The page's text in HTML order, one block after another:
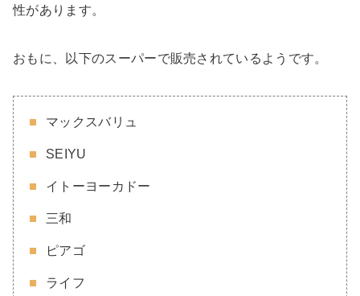
性があります。
おもに、以下のスーパーで販売されているようです。
マックスバリュ
SEIYU
イトーヨーカドー
三和
ピアゴ
ライフ